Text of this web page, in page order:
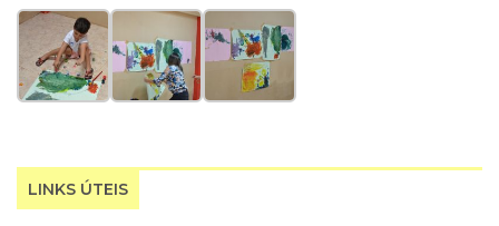
LINKS ÚTEIS